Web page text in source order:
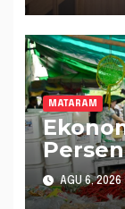
MATARAM
2026,
AGU 6, 2026